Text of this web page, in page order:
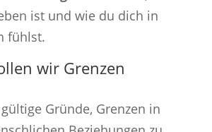
ist und wie du dich in
fühlst.
wir Grenzen
Gründe, Grenzen in